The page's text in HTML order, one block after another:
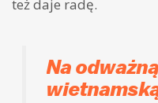
też daje radę.
Na